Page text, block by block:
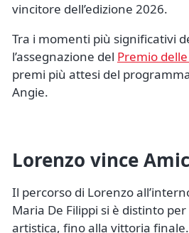
vincitore dell’edizione 2026.
Tra i momenti più significativi
l’assegnazione del Premio
premi più attesi del
Angie.
Lorenzo vince
Il percorso di Lorenzo
Maria De Filippi si è distinto
artistica, fino alla vittoria finale.